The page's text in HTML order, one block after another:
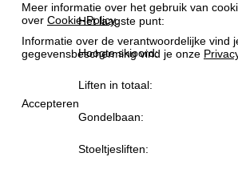
Meer informatie over het gebruik van
over Cookie-Policy.
Informatie over de verantwoordelijke vind
gegevensbescherming vind je onze
Accepteren
p
a
g
i
n
Het laagste punt:
Hoogte skioord:
Liften in totaal:
Gondelbaan:
Stoeltjesliften: